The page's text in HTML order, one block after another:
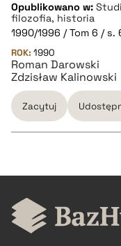
pobierz cytat
BIBTEX
pobierz cytat
Opublikowano w:
filozofia, historia
1990/1996 / Tom 6 / s.
ROK: 1990
Roman Darowski
Zdzisław Kalinowski
Zacytuj
CZYSTY TEKST
pobierz cytat